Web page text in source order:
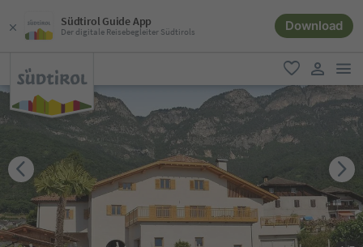
Südtirol Guide App
Der digitale Reisebegleiter Südtirols Download
favorit
user link